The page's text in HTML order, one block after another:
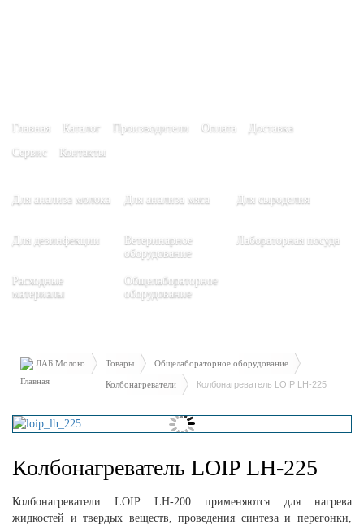
Главная Каталог Производители Оплата
Доставка
Сервис
Контакты
Для анализа молока Для анализа мяса Для сыроделия
Для дезинфекции
Ветеринарное
оборудование
Лабораторная посуда
Расходные
материалы
Общелабораторное
оборудование
ЛАБ Молоко Товары Общелабораторное оборудование
Колбонагреватели Колбонагреватель LOIP LH-225
Колбонагреватель LOIP LH-225
Колбонагреватели LOIP LH-200 применяются для нагрева
жидкостей и твердых веществ, проведения синтеза и перегонки,